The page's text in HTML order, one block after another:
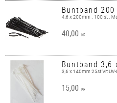
Buntband
4,6 x 200mm . 100 st .
40,00 KR
Buntband 3,6
3,6 x 140mm 25st Vit
15,00 KR